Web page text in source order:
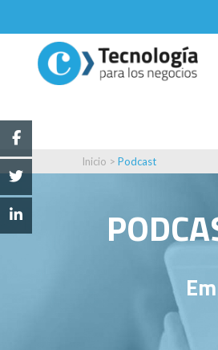
Inicio > Podcast